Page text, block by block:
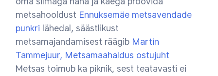
metsahooldust Ennuksemäe metsavendade
punkri lähedal, säästlikust
metsamajandamisest räägib Martin
Tammejuur, Metsamaahaldus ostujuht
Metsas toimub ka piknik, sest teatavasti ei